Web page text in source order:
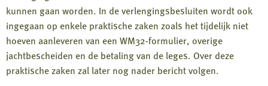
kunnen gaan worden. In de verlengingsbesluiten wordt ook
ingegaan op enkele praktische zaken zoals het tijdelijk niet
hoeven aanleveren van een WM32-formulier, overige
jachtbescheiden en de betaling van de leges. Over deze
praktische zaken zal later nog nader bericht volgen.